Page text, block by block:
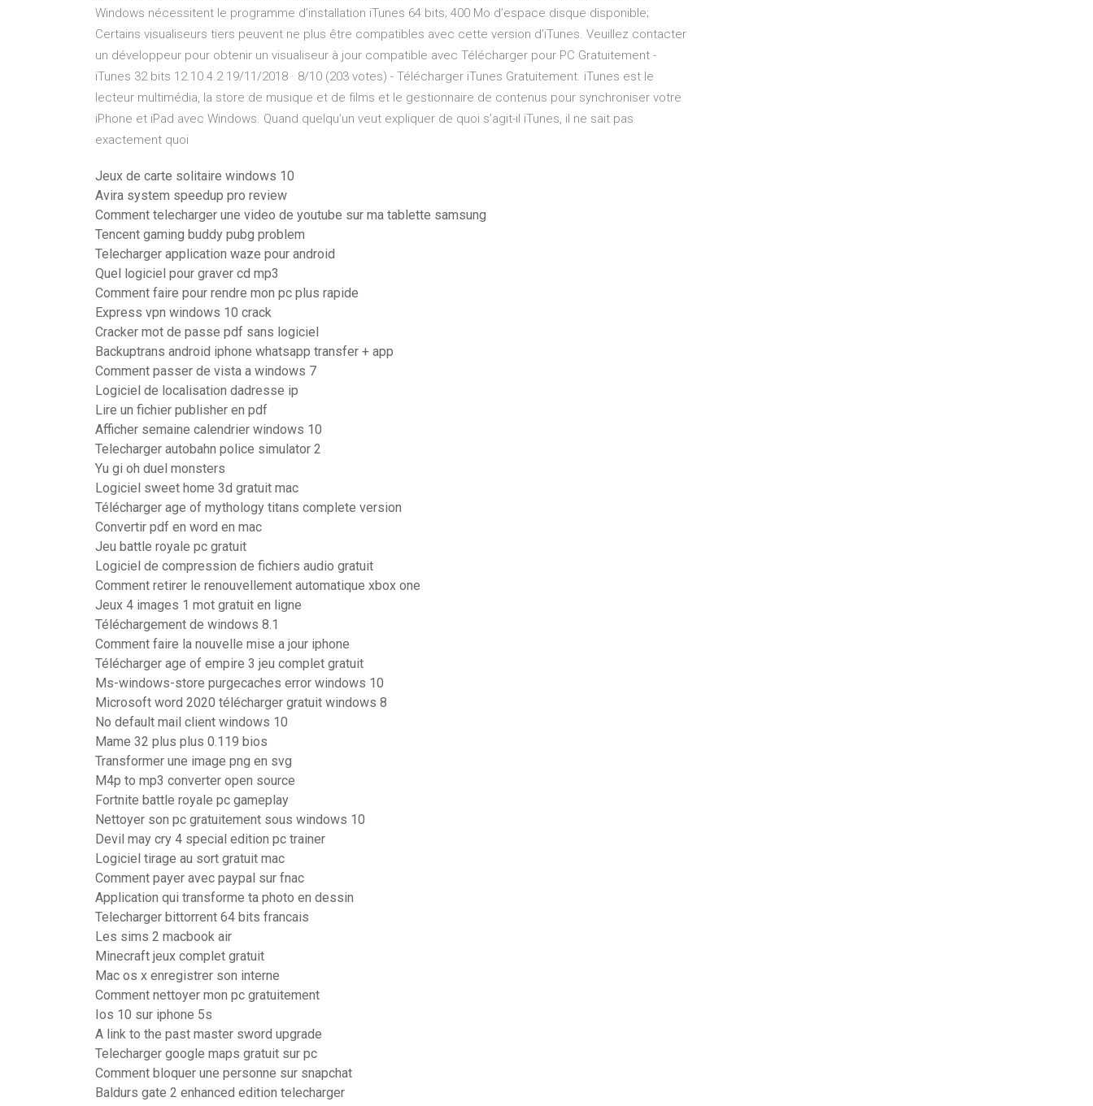
Windows nécessitent le programme d’installation iTunes 64 bits; 400 Mo d’espace disque disponible;
Certains visualiseurs tiers peuvent ne plus être compatibles avec cette version d’iTunes. Veuillez contacter
un développeur pour obtenir un visualiseur à jour compatible avec Télécharger pour PC Gratuitement -
iTunes 32 bits 12.10.4.2 19/11/2018 · 8/10 (203 votes) - Télécharger iTunes Gratuitement. iTunes est le
lecteur multimédia, la store de musique et de films et le gestionnaire de contenus pour synchroniser votre
iPhone et iPad avec Windows. Quand quelqu’un veut expliquer de quoi s’agit-il iTunes, il ne sait pas
exactement quoi
Jeux de carte solitaire windows 10
Avira system speedup pro review
Comment telecharger une video de youtube sur ma tablette samsung
Tencent gaming buddy pubg problem
Telecharger application waze pour android
Quel logiciel pour graver cd mp3
Comment faire pour rendre mon pc plus rapide
Express vpn windows 10 crack
Cracker mot de passe pdf sans logiciel
Backuptrans android iphone whatsapp transfer + app
Comment passer de vista a windows 7
Logiciel de localisation dadresse ip
Lire un fichier publisher en pdf
Afficher semaine calendrier windows 10
Telecharger autobahn police simulator 2
Yu gi oh duel monsters
Logiciel sweet home 3d gratuit mac
Télécharger age of mythology titans complete version
Convertir pdf en word en mac
Jeu battle royale pc gratuit
Logiciel de compression de fichiers audio gratuit
Comment retirer le renouvellement automatique xbox one
Jeux 4 images 1 mot gratuit en ligne
Téléchargement de windows 8.1
Comment faire la nouvelle mise a jour iphone
Télécharger age of empire 3 jeu complet gratuit
Ms-windows-store purgecaches error windows 10
Microsoft word 2020 télécharger gratuit windows 8
No default mail client windows 10
Mame 32 plus plus 0.119 bios
Transformer une image png en svg
M4p to mp3 converter open source
Fortnite battle royale pc gameplay
Nettoyer son pc gratuitement sous windows 10
Devil may cry 4 special edition pc trainer
Logiciel tirage au sort gratuit mac
Comment payer avec paypal sur fnac
Application qui transforme ta photo en dessin
Telecharger bittorrent 64 bits francais
Les sims 2 macbook air
Minecraft jeux complet gratuit
Mac os x enregistrer son interne
Comment nettoyer mon pc gratuitement
Ios 10 sur iphone 5s
A link to the past master sword upgrade
Telecharger google maps gratuit sur pc
Comment bloquer une personne sur snapchat
Baldurs gate 2 enhanced edition telecharger